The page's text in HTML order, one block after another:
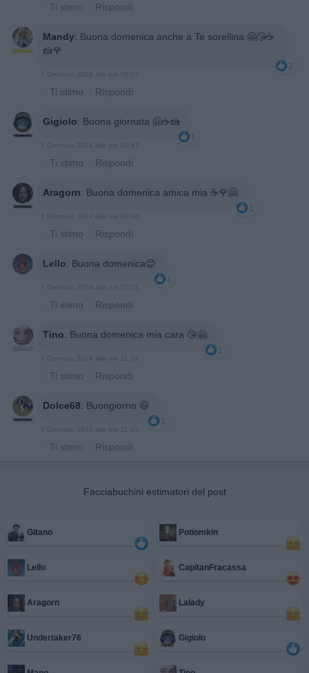
· Ti stimo · Rispondi
Mandy: Buona domenica anche a Te sorellina 🤗😘☕️
🍰🌹
2
7 Gennaio 2024 alle ore 09:02
· Ti stimo · Rispondi
Gigiolo: Buona giornata 🤗☕🍰
1
7 Gennaio 2024 alle ore 09:47
· Ti stimo · Rispondi
Aragorn: Buona domenica amica mia ☕️🌹🤗
1
7 Gennaio 2024 alle ore 09:48
· Ti stimo · Rispondi
Lello: Buona domenica😊
1
7 Gennaio 2024 alle ore 10:11
· Ti stimo · Rispondi
Tino: Buona domenica mia cara 😘🤗
2
7 Gennaio 2024 alle ore 11:14
· Ti stimo · Rispondi
Dolce68: Buongiorno 😃
1
7 Gennaio 2024 alle ore 11:43
· Ti stimo · Rispondi
Facciabuchini estimatori del post
Gitano Potiomkin
Lello CapitanFracassa
Aragorn Lalady
Undertaker76 Gigiolo